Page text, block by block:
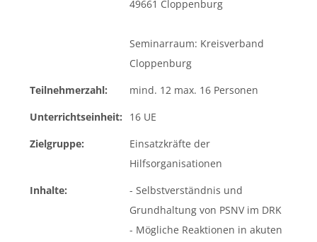
49661 Cloppenburg
Seminarraum: Kreisverband
Cloppenburg
Teilnehmerzahl:
mind. 12 max. 16 Personen
Unterrichtseinheit:
16 UE
Zielgruppe:
Einsatzkräfte der
Hilfsorganisationen
Inhalte:
- Selbstverständnis und
Grundhaltung von PSNV im DRK
- Mögliche Reaktionen in akuten